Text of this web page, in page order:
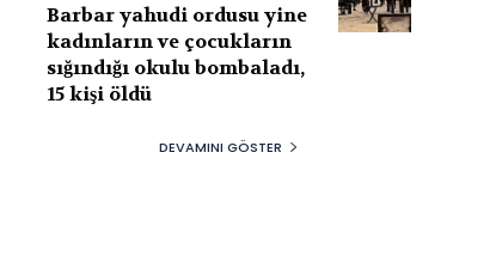
Barbar yahudi ordusu yine
kadınların ve çocukların
sığındığı okulu bombaladı,
15 kişi öldü
DEVAMINI GÖSTER